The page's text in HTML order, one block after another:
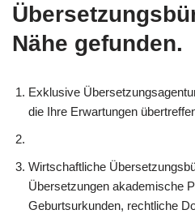
Nähe gefunden.
Exklusive
die Ihre Erwartungen
Wirtschaftliche
Übersetzungen akademische
Geburtsurkunden, rechtliche